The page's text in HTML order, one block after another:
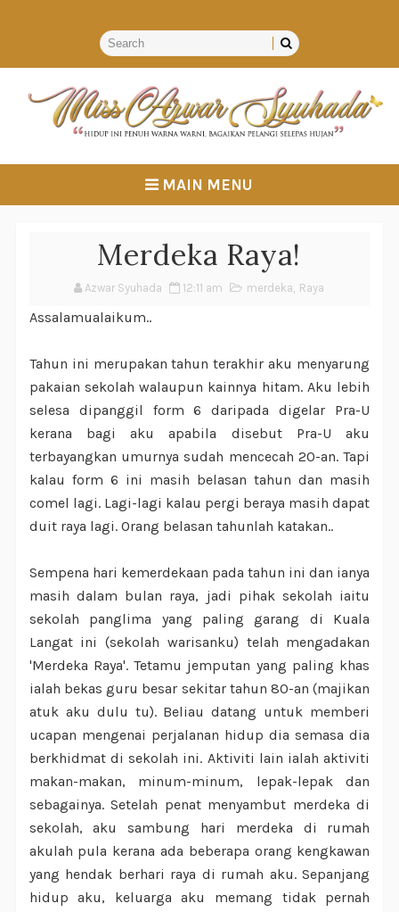
MAIN MENU
Merdeka Raya!
Azwar Syuhada 12:11 am merdeka Raya
Assalamualaikum..
Tahun ini merupakan tahun terakhir aku menyarung
pakaian sekolah walaupun kainnya hitam. Aku lebih
selesa dipanggil form 6 daripada digelar Pra-U
kerana bagi aku apabila disebut Pra-U aku
terbayangkan umurnya sudah mencecah 20-an. Tapi
kalau form 6 ini masih belasan tahun dan masih
comel lagi. Lagi-lagi kalau pergi beraya masih dapat
duit raya lagi. Orang belasan tahunlah katakan..
Sempena hari kemerdekaan pada tahun ini dan ianya
masih dalam bulan raya, jadi pihak sekolah iaitu
sekolah panglima yang paling garang di Kuala
Langat ini (sekolah warisanku) telah mengadakan
'Merdeka Raya'. Tetamu jemputan yang paling khas
ialah bekas guru besar sekitar tahun 80-an (majikan
atuk aku dulu tu). Beliau datang untuk memberi
ucapan mengenai perjalanan hidup dia semasa dia
berkhidmat di sekolah ini. Aktiviti lain ialah aktiviti
makan-makan, minum-minum, lepak-lepak dan
sebagainya. Setelah penat menyambut merdeka di
sekolah, aku sambung hari merdeka di rumah
akulah pula kerana ada beberapa orang kengkawan
yang hendak berhari raya di rumah aku. Sepanjang
hidup aku, keluarga aku memang tidak pernah